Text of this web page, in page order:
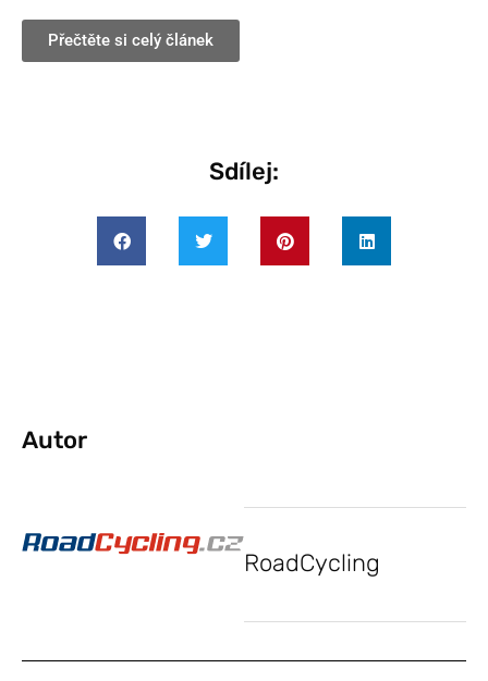
Přečtěte si celý článek
Sdílej:
Autor
RoadCycling